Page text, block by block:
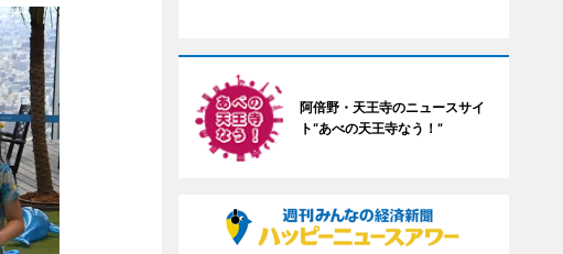
阿倍野・天王寺のニュースサイ
ト“あべの天王寺なう！”